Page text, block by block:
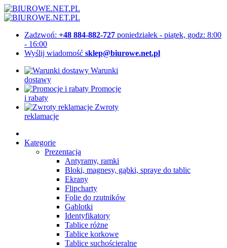
Zadzwoń: +48 884-882-727 poniedziałek - piątek, godz: 8:00
- 16:00
Wyślij wiadomość sklep@biurowe.net.pl
Warunki
dostawy
Promocje
i rabaty
Zwroty
reklamacje
Kategorie
Prezentacja
Antyramy, ramki
Bloki, magnesy, gąbki, spraye do tablic
Ekrany
Flipcharty
Folie do rzutników
Gablotki
Identyfikatory
Tablice różne
Tablice korkowe
Tablice suchościeralne